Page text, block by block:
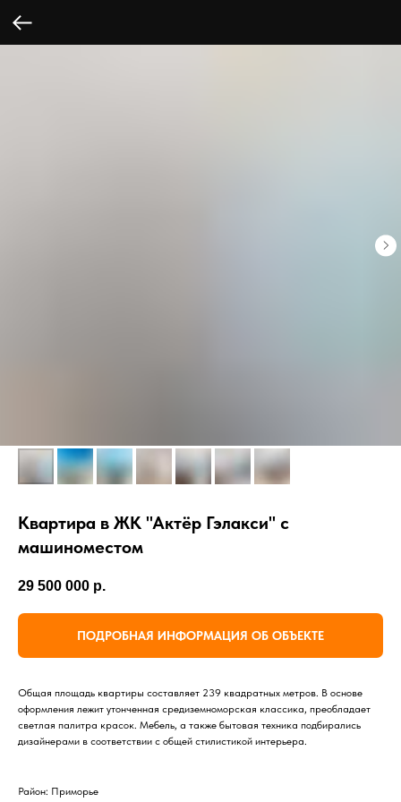
Квартира в ЖК "Актёр Гэлакси" с
машиноместом
29 500 000 р.
ПОДРОБНАЯ ИНФОРМАЦИЯ ОБ ОБЪЕКТЕ
Общая площадь квартиры составляет 239 квадратных метров. В основе
оформления лежит утонченная средиземноморская классика, преобладает
светлая палитра красок. Мебель, а также бытовая техника подбирались
дизайнерами в соответствии с общей стилистикой интерьера.
Район: Приморье